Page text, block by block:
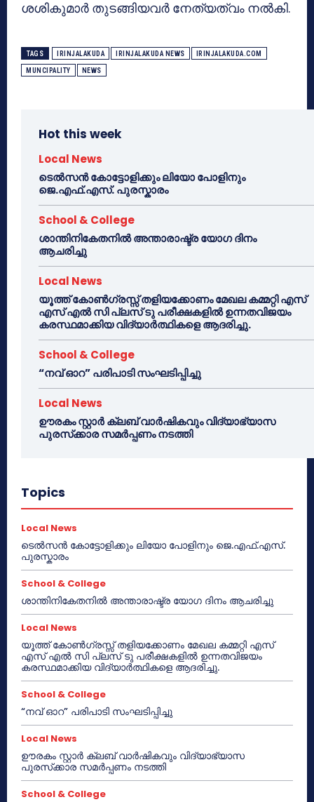
ശശികുമാര്‍ തുടങ്ങിയവര്‍ നേത്യത്വം നല്‍കി.
TAGS IRINJALAKUDA IRINJALAKUDA NEWS IRINJALAKUDA.COM
MUNCIPALITY NEWS
Hot this week
Local News
ടെൽസൻ കോട്ടോളിക്കും ലിയോ പോളിനും
ജെ.എഫ്.എസ്. പുരസ്കാരം
School & College
ശാന്തിനികേതനിൽ അന്താരാഷ്ട്ര യോഗ ദിനം
ആചരിച്ചു
Local News
യൂത്ത് കോൺഗ്രസ്സ് തളിയക്കോണം മേഖല കമ്മറ്റി എസ്
എസ് എൽ സി പ്ലസ് ടു പരീക്ഷകളിൽ ഉന്നതവിജയം
കരസ്ഥമാക്കിയ വിദ്യാർത്ഥികളെ ആദരിച്ചു.
School & College
“നവ് ഓറ” പരിപാടി സംഘടിപ്പിച്ചു
Local News
ഊരകം സ്റ്റാർ ക്ലബ് വാർഷികവും വിദ്യാഭ്യാസ
പുരസ്‌ക്കാര സമർപ്പണം നടത്തി
Topics
Local News
ടെൽസൻ കോട്ടോളിക്കും ലിയോ പോളിനും ജെ.എഫ്.എസ്.
പുരസ്കാരം
School & College
ശാന്തിനികേതനിൽ അന്താരാഷ്ട്ര യോഗ ദിനം ആചരിച്ചു
Local News
യൂത്ത് കോൺഗ്രസ്സ് തളിയക്കോണം മേഖല കമ്മറ്റി എസ്
എസ് എൽ സി പ്ലസ് ടു പരീക്ഷകളിൽ ഉന്നതവിജയം
കരസ്ഥമാക്കിയ വിദ്യാർത്ഥികളെ ആദരിച്ചു.
School & College
“നവ് ഓറ” പരിപാടി സംഘടിപ്പിച്ചു
Local News
ഊരകം സ്റ്റാർ ക്ലബ് വാർഷികവും വിദ്യാഭ്യാസ
പുരസ്‌ക്കാര സമർപ്പണം നടത്തി
School & College